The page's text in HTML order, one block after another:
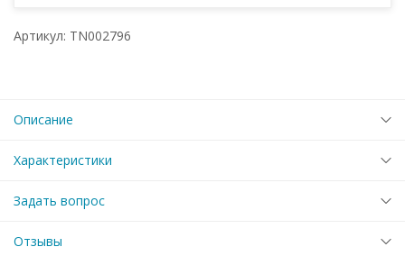
Артикул: TN002796
Описание
Характеристики
Задать вопрос
Отзывы